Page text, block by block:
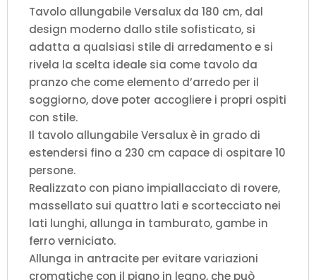
Tavolo allungabile Versalux da 180 cm, dal
design moderno dallo stile sofisticato, si
adatta a qualsiasi stile di arredamento e si
rivela la scelta ideale sia come tavolo da
pranzo che come elemento d’arredo per il
soggiorno, dove poter accogliere i propri ospiti
con stile.
Il tavolo allungabile Versalux è in grado di
estendersi fino a 230 cm capace di ospitare 10
persone.
Realizzato con piano impiallacciato di rovere,
massellato sui quattro lati e scortecciato nei
lati lunghi, allunga in tamburato, gambe in
ferro verniciato.
Allunga in antracite per evitare variazioni
cromatiche con il piano in legno, che può